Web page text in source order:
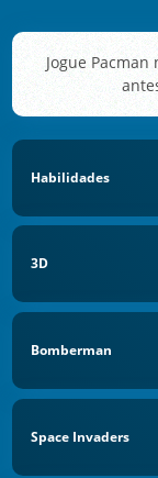
Jogue
Habilidades
3D
Bomberman
Space Invaders